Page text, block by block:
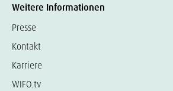
Weitere Informationen
Presse
Kontakt
Karriere
WIFO.tv